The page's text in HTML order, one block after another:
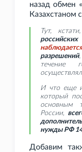
назад обмен
Казахстаном
Тут,
наблюдается
разрешений
течение
И что еще
который
основным
России,
нужды РФ
Добавим